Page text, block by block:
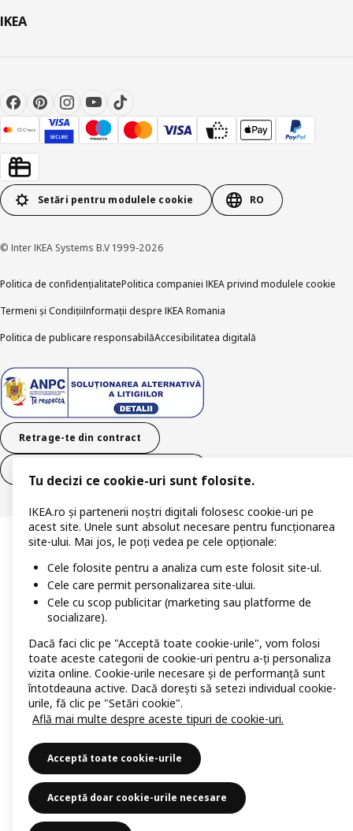
IKEA
Setări pentru modulele cookie RO
© Inter IKEA Systems B.V 1999-2026
Politica de confidențialitatePolitica companiei IKEA privind modulele cookie
Termeni și CondițiiInformații despre IKEA Romania
Politica de publicare responsabilăAccesibilitatea digitală
Retrage-te din contract
Tu decizi ce cookie-uri sunt folosite.
IKEA.ro și partenerii noștri digitali folosesc cookie-uri pe
acest site. Unele sunt absolut necesare pentru funcționarea
site-ului. Mai jos, le poți vedea pe cele opționale:
Cele folosite pentru a analiza cum este folosit site-ul.
Cele care permit personalizarea site-ului.
Cele cu scop publicitar (marketing sau platforme de
socializare).
Dacă faci clic pe "Acceptă toate cookie-urile", vom folosi
toate aceste categorii de cookie-uri pentru a-ți personaliza
vizita online. Cookie-urile necesare și de performanță sunt
întotdeauna active. Dacă dorești să setezi individual cookie-
urile, fă clic pe "Setări cookie".
Află mai multe despre aceste tipuri de cookie-uri.
Acceptă toate cookie-urile
Acceptă doar cookie-urile necesare